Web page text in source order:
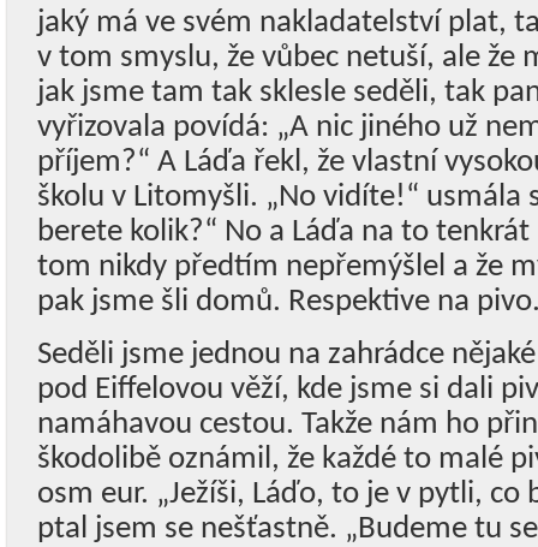
jaký má ve svém nakladatelství plat,
v tom smyslu, že vůbec netuší, ale že
jak jsme tam tak sklesle seděli, tak
vyřizovala povídá: „A nic jiného už
příjem?“ A Láďa řekl, že vlastní
školu v Litomyšli. „No vidíte!“ usmála
berete kolik?“ No a Láďa na to
tom nikdy předtím nepřemýšlel a že
pak jsme šli domů. Respektive na
Seděli jsme jednou na zahrádce
pod Eiffelovou věží, kde jsme si dali
namáhavou cestou. Takže nám ho
škodolibě oznámil, že každé to malé
osm eur. „Ježíši, Láďo, to je v pytli,
ptal jsem se nešťastně. „Budeme tu